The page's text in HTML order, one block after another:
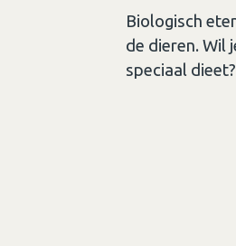
Biologisch
de dieren. Wil
speciaal